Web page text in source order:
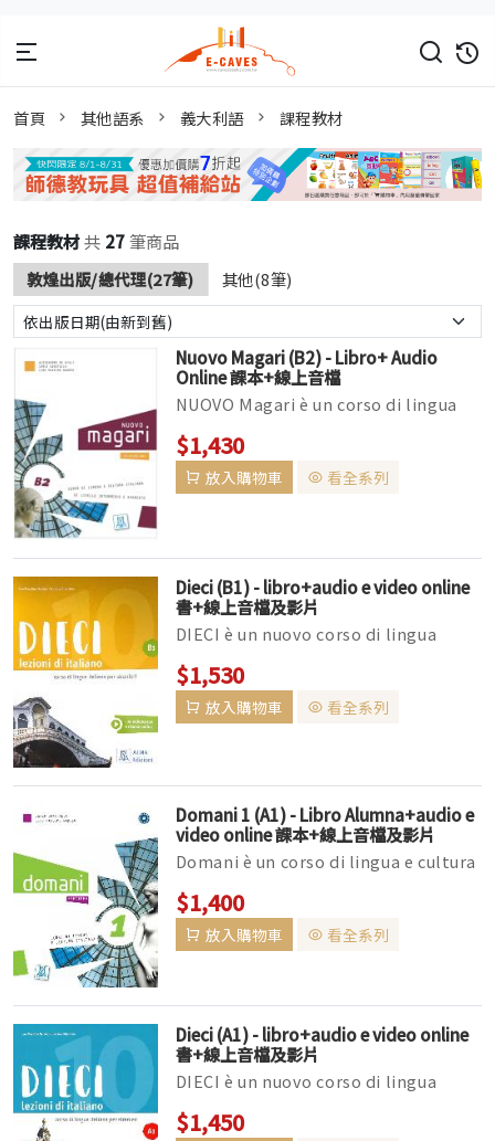
首頁 其他語系 義大利語 課程教材
課程教材共 27筆商品
敦煌出版/總代理(27筆) 其他(8筆)
Nuovo Magari (B2) - Libro+ Audio
Online 課本+線上音檔
NUOVO Magari è un corso di lingua
italiana per stranieri rivolto a
studenti di livello interm...
$1,430
放入購物車 看全系列
Dieci (B1) - libro+audio e video online
書+線上音檔及影片
DIECI è un nuovo corso di lingua
italiana per stranieri diviso in 4
livelli (A1, A2, B1, B2)....
$1,530
放入購物車 看全系列
Domani 1 (A1) - Libro Alumna+audio e
video online 課本+線上音檔及影片
Domani è un corso di lingua e cultura
italiana per stranieri che mette in
grado lo studente d...
$1,400
放入購物車 看全系列
Dieci (A1) - libro+audio e video online
書+線上音檔及影片
DIECI è un nuovo corso di lingua
italiana per stranieri diviso in 4
livelli (A1, A2, B1, B2)....
$1,450